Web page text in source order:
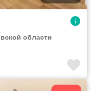
области